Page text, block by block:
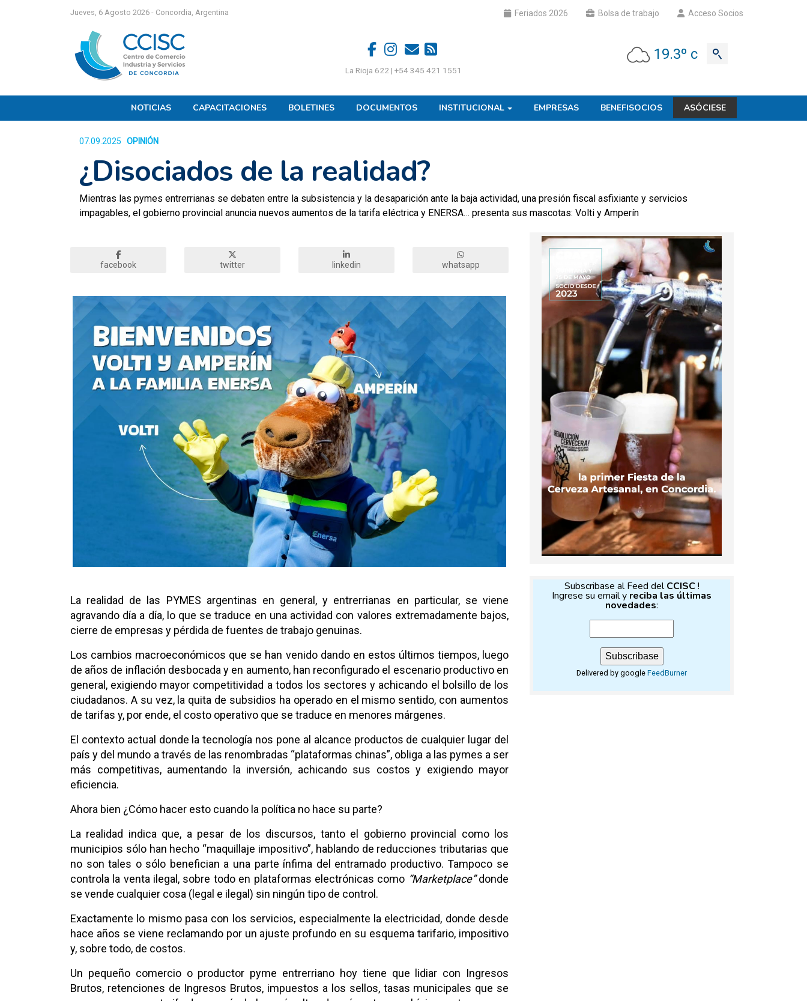
Jueves, 6 Agosto 2026 - Concordia, Argentina Acceso Socios
Bolsa de trabajo
Feriados 2026
La Rioja 622 | +54 345 421 1551
19.3º c
NOTICIAS CAPACITACIONES BOLETINES DOCUMENTOS INSTITUCIONAL EMPRESAS BENEFISOCIOS ASÓCIESE
07.09.2025 OPINIÓN
¿Disociados de la realidad?
Mientras las pymes entrerrianas se debaten entre la subsistencia y la desaparición ante la baja actividad, una presión fiscal asfixiante y servicios
impagables, el gobierno provincial anuncia nuevos aumentos de la tarifa eléctrica y ENERSA… presenta sus mascotas: Volti y Amperín
facebook twitter linkedin whatsapp
La realidad de las PYMES argentinas en general, y entrerrianas en particular, se viene
agravando día a día, lo que se traduce en una actividad con valores extremadamente bajos,
cierre de empresas y pérdida de fuentes de trabajo genuinas.
Los cambios macroeconómicos que se han venido dando en estos últimos tiempos, luego
de años de inflación desbocada y en aumento, han reconfigurado el escenario productivo en
general, exigiendo mayor competitividad a todos los sectores y achicando el bolsillo de los
ciudadanos. A su vez, la quita de subsidios ha operado en el mismo sentido, con aumentos
de tarifas y, por ende, el costo operativo que se traduce en menores márgenes.
El contexto actual donde la tecnología nos pone al alcance productos de cualquier lugar del
país y del mundo a través de las renombradas “plataformas chinas”, obliga a las pymes a ser
más competitivas, aumentando la inversión, achicando sus costos y exigiendo mayor
eficiencia.
Ahora bien ¿Cómo hacer esto cuando la política no hace su parte?
La realidad indica que, a pesar de los discursos, tanto el gobierno provincial como los
municipios sólo han hecho “maquillaje impositivo”, hablando de reducciones tributarias que
no son tales o sólo benefician a una parte ínfima del entramado productivo. Tampoco se
controla la venta ilegal, sobre todo en plataformas electrónicas como “Marketplace”donde
se vende cualquier cosa (legal e ilegal) sin ningún tipo de control.
Exactamente lo mismo pasa con los servicios, especialmente la electricidad, donde desde
hace años se viene reclamando por un ajuste profundo en su esquema tarifario, impositivo
y, sobre todo, de costos.
Un pequeño comercio o productor pyme entrerriano hoy tiene que lidiar con Ingresos
Brutos, retenciones de Ingresos Brutos, impuestos a los sellos, tasas municipales que se
Subscribase al Feed delCCISC!
Ingrese su email y reciba las últimas
novedades:
Delivered by google FeedBurner